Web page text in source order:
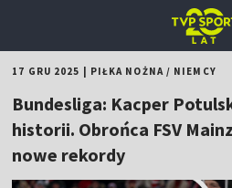
17 GRU 2025 PIŁKA NOŻNA/ NIEMCY
Bundesliga: Kacper
historii. Obrońca FSV
nowe rekordy